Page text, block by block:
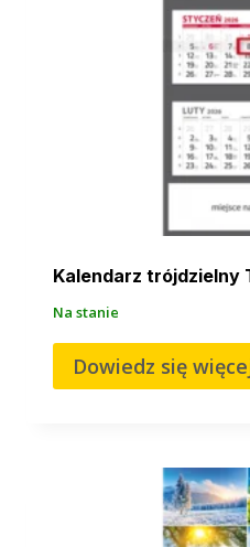
Kalendarz trójdzielny
Na stanie
Dowiedz się